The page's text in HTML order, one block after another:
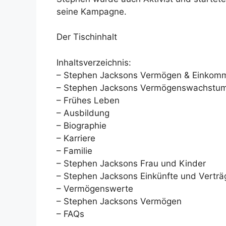
seine Kampagne.
Der Tischinhalt
Inhaltsverzeichnis:
– Stephen Jacksons Vermögen &
– Stephen Jacksons
– Frühes Leben
– Ausbildung
– Biographie
– Karriere
– Familie
– Stephen Jacksons Frau und Kinder
– Stephen Jacksons Einkünfte und
– Vermögenswerte
– Stephen Jacksons Vermögen
– FAQs